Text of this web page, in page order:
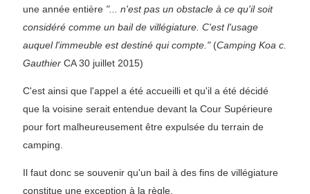
une année entière "... n'est pas un obstacle à ce qu'il soit
considéré comme un bail de villégiature. C'est l'usage
auquel l'immeuble est destiné qui compte." (Camping Koa c.
Gauthier CA 30 juillet 2015)
C'est ainsi que l'appel a été accueilli et qu'il a été décidé
que la voisine serait entendue devant la Cour Supérieure
pour fort malheureusement être expulsée du terrain de
camping.
Il faut donc se souvenir qu'un bail à des fins de villégiature
constitue une exception à la règle.